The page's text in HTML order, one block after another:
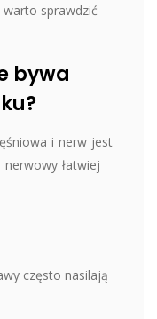
sprawdzić
bywa
i nerw jest
łatwiej
często nasilają